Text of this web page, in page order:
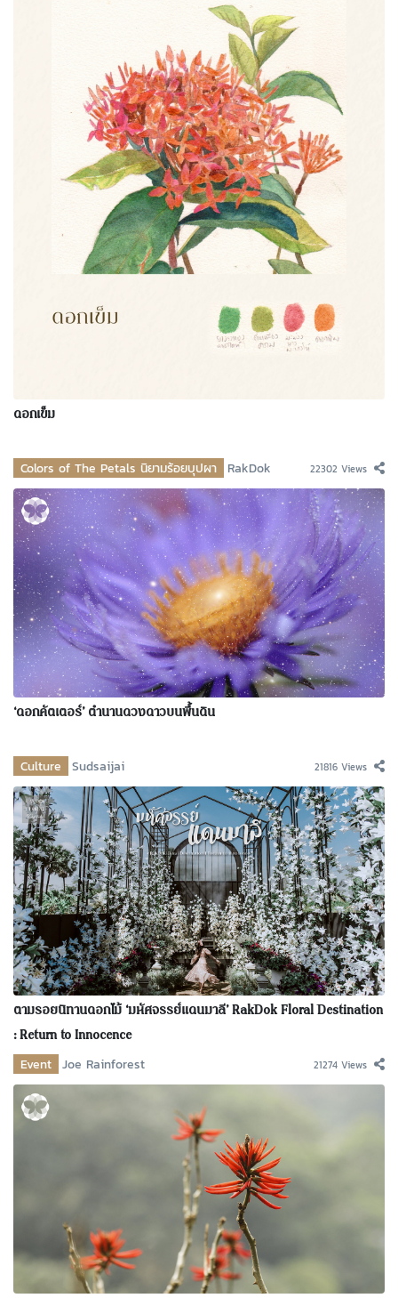
ดอกเข็ม
Colors of The Petals นิยามร้อยบุปผา RakDok 22302 Views
‘ดอกคัตเตอร์’ ตำนานดวงดาวบนพื้นดิน
Culture Sudsaijai 21816 Views
ตามรอยนิทานดอกไม้ ‘มหัศจรรย์แดนมาลี’ RakDok Floral Destination
: Return to Innocence
Event Joe Rainforest 21274 Views